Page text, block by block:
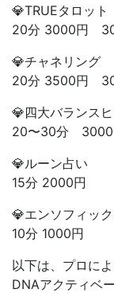
💎TRUEタロット
20分 3000円
💎チャネリング
20分 3500円
💎四大バランス
20〜30分 3000
💎ルーン占い
15分 2000円
💎エンソフィッ
10分 1000円
以下は、プロに
DNAアクティベ